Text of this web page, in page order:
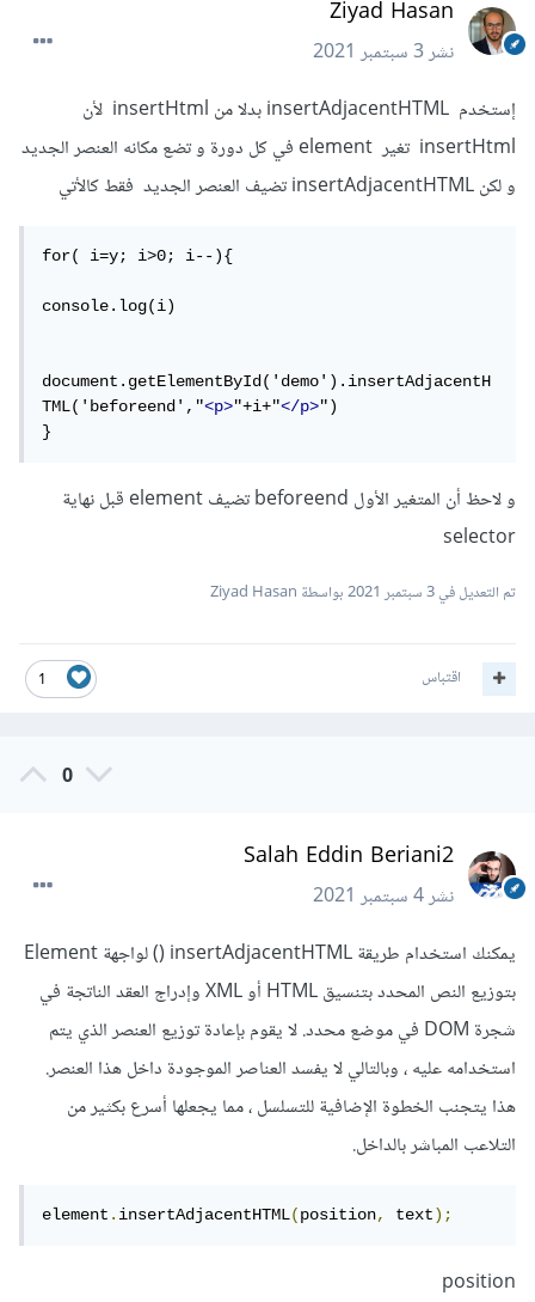
Ziyad Hasan
نشر3 سبتمبر 2021
إستخدم insertAdjacentHTML بدلا من insertHtml لأن
insertHtml تغير element في كل دورة و تضع مكانه العنصر الجديد
و لكن insertAdjacentHTML تضيف العنصر الجديد فقط كالأتي
for( i=y; i>0; i--){
console.log(i)
document.getElementById('demo').insertAdjacentH
TML('beforeend',"<p>"+i+"</p>")
}
و لاحظ أن المتغير الأول beforeend تضيف element قبل نهاية
selector
تم التعديل في3 سبتمبر 2021 بواسطة Ziyad Hasan
1 اقتباس
0
Salah Eddin Beriani2
نشر4 سبتمبر 2021
يمكنك استخدام طريقة insertAdjacentHTML () لواجهة Element
بتوزيع النص المحدد بتنسيق HTML أو XML وإدراج العقد الناتجة في
شجرة DOM في موضع محدد. لا يقوم بإعادة توزيع العنصر الذي يتم
استخدامه عليه ، وبالتالي لا يفسد العناصر الموجودة داخل هذا العنصر.
هذا يتجنب الخطوة الإضافية للتسلسل ، مما يجعلها أسرع بكثير من
التلاعب المباشر بالداخل.
element.insertAdjacentHTML(position, text);
position